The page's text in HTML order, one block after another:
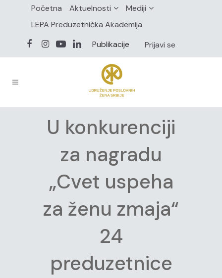
Početna Aktuelnosti
Mediji
LEPA Preduzetnička Akademija
Publikacije
Prijavi se
U konkurenciji
za nagradu
„Cvet uspeha
za ženu zmaja“
24
preduzetnice